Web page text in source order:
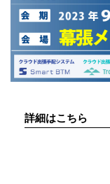
詳細はこちら